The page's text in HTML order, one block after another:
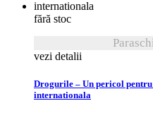
fără stoc
vezi detalii
Drogurile – Un pericol
internationala